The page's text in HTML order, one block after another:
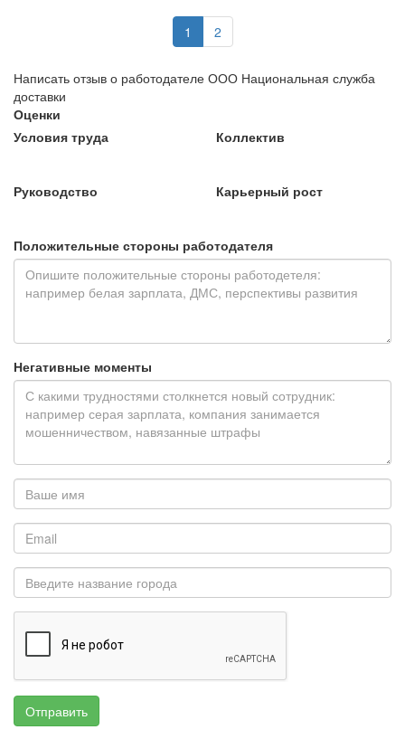
1 2
Написать отзыв о работодателе ООО Национальная служба
доставки
Оценки
Условия труда
Коллектив
Руководство Карьерный рост
Положительные стороны работодателя
Негативные моменты
Отправить